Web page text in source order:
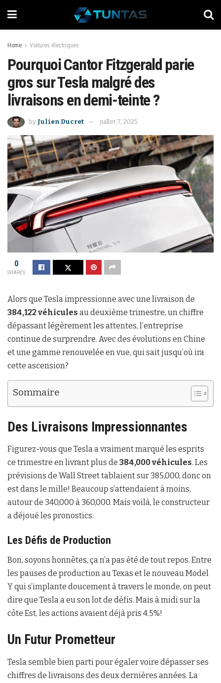
Home Voitures électriques
Pourquoi Cantor Fitzgerald parie
gros sur Tesla malgré des
livraisons en demi-teinte ?
by Julien Ducret juillet 7, 2025
0
SHARES
Alors que Tesla impressionne avec une livraison de
384,122 véhicules au deuxième trimestre, un chiffre
dépassant légèrement les attentes, l’entreprise
continue de surprendre. Avec des évolutions en Chine
et une gamme renouvelée en vue, qui sait jusqu’où ira
cette ascension?
Sommaire
Des Livraisons Impressionnantes
Figurez-vous que Tesla a vraiment marqué les esprits
ce trimestre en livrant plus de 384,000 véhicules. Les
prévisions de Wall Street tablaient sur 385,000, donc on
est dans le mille! Beaucoup s’attendaient à moins,
autour de 340,000 à 360,000. Mais voilà, le constructeur
a déjoué les pronostics.
Les Défis de Production
Bon, soyons honnêtes, ça n’a pas été de tout repos. Entre
les pauses de production au Texas et le nouveau Model
Y qui s’implante doucement à travers le monde, on peut
dire que Tesla a eu son lot de défis. Mais à midi sur la
côte Est, les actions avaient déjà pris 4.5%!
Un Futur Prometteur
Tesla semble bien parti pour égaler voire dépasser ses
chiffres de livraisons des deux dernières années. La